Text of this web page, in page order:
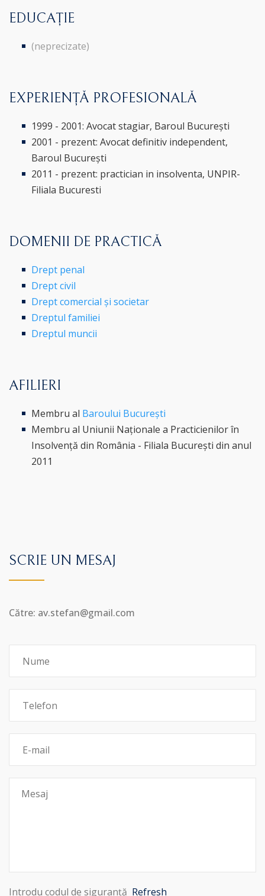
EDUCAȚIE
(neprecizate)
EXPERIENȚĂ PROFESIONALĂ
1999 - 2001: Avocat stagiar, Baroul București
2001 - prezent: Avocat definitiv independent,
Baroul București
2011 - prezent: practician in insolventa, UNPIR-
Filiala Bucuresti
DOMENII DE PRACTICĂ
Drept penal
Drept civil
Drept comercial și societar
Dreptul familiei
Dreptul muncii
AFILIERI
Membru al Baroului București
Membru al Uniunii Naționale a Practicienilor în
Insolvență din România - Filiala București din anul
2011
SCRIE UN MESAJ
Către: av.stefan@gmail.com
Introdu codul de siguranță Refresh